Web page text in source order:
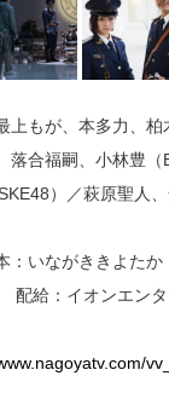
上もが、本多力、
落合福嗣、小林豊（
）／萩原聖人
いながききよたか
給：イオンエンタ